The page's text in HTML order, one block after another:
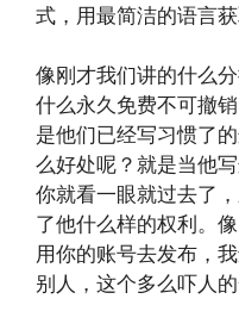
式，用最简洁的语言获
像刚才我们讲的什么
什么永久免费不可撤
是他们已经写习惯了
么好处呢？就是当他
你就看一眼就过去了
了他什么样的权利。
用你的账号去发布，
别人，这个多么吓人的